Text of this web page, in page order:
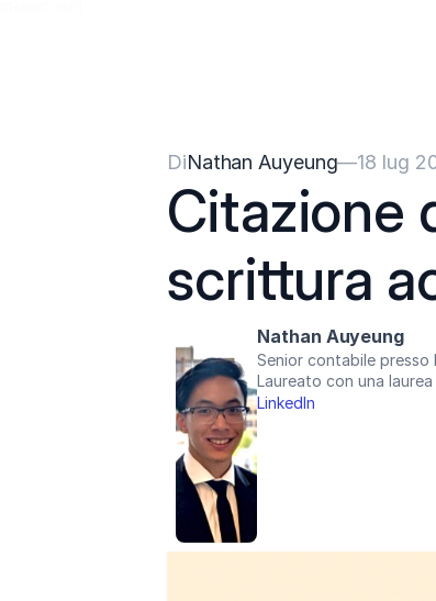
DiNathan Auyeung—18 lug
Citazione
scrittura
Nathan Auyeung
Senior contabile presso
Laureato con una
LinkedIn